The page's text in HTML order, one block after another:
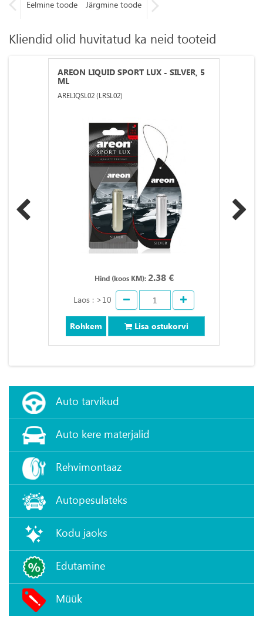
Eelmine toode Järgmine toode
Kliendid olid huvitatud ka neid tooteid
AREON LIQUID SPORT LUX - SILVER, 5
ML
ARELIQSL02 (LRSL02)
Hind (koos KM): 2.38 €
Laos : >10
Rohkem Lisa ostukorvi
Auto tarvikud
Auto kere materjalid
Rehvimontaaz
Autopesulateks
Kodu jaoks
Edutamine
Müük